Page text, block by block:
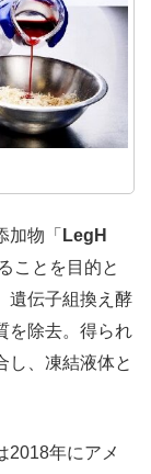
加物「 LegH
ことを目的と
遺伝子組換え酵
を除去。得られ
し、凍結液体と
2018年にアメ